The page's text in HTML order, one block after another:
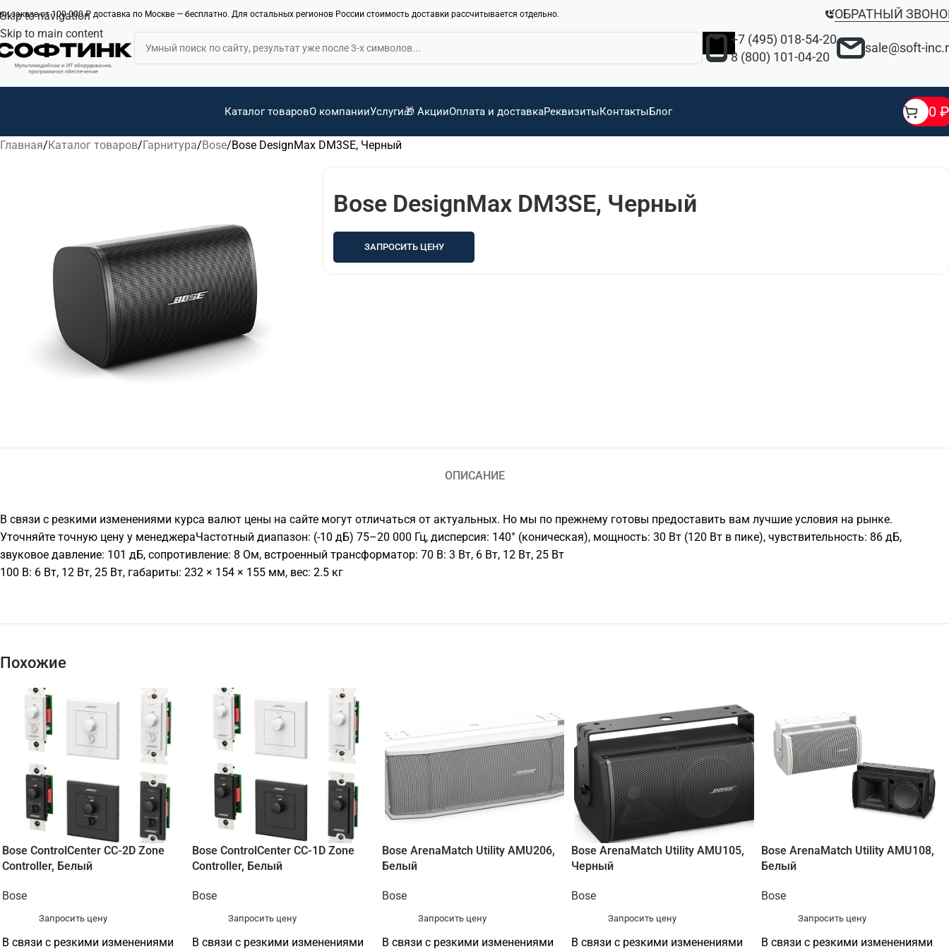
Skip to navigation
Skip to main content
заказе от 100 000 ₽ доставка по Москве — бесплатно. Для остальных регионов России стоимость доставки рассчитывается отдельно.
ОБРАТНЫЙ
+7 (495) 018-54-20
8 (800) 101-04-20
sale@soft-
Каталог товаровО компанииУслуги🎁 АкцииОплата и доставкаРеквизитыКонтактыБлог 0 ₽
Главная Каталог товаров Гарнитура Bose Bose DesignMax DM3SE, Черный
Bose DesignMax DM3SE, Черный
ЗАПРОСИТЬ ЦЕНУ
ОПИСАНИЕ
В связи с резкими изменениями курса валют цены на сайте могут отличаться от актуальных. Но мы по прежнему готовы предоставить вам лучшие условия на рынке.
Уточняйте точную цену у менеджераЧастотный диапазон: (-10 дБ) 75–20 000 Гц, дисперсия: 140° (коническая), мощность: 30 Вт (120 Вт в пике), чувствительность: 86 дБ,
звуковое давление: 101 дБ, сопротивление: 8 Ом, встроенный трансформатор: 70 В: 3 Вт, 6 Вт, 12 Вт, 25 Вт
100 В: 6 Вт, 12 Вт, 25 Вт, габариты: 232 × 154 × 155 мм, вес: 2.5 кг
Похожие
Bose ControlCenter CC-2D Zone
Controller, Белый
Bose
Запросить цену
В связи с резкими изменениями
Bose ControlCenter CC-1D Zone
Controller, Белый
Bose
Запросить цену
В связи с резкими изменениями
Bose ArenaMatch Utility AMU206,
Белый
Bose
Запросить цену
В связи с резкими изменениями
Bose ArenaMatch Utility AMU105,
Черный
Bose
Запросить цену
В связи с резкими изменениями
Bose ArenaMatch Utility AMU108,
Белый
Bose
Запросить цену
В связи с резкими изменениями